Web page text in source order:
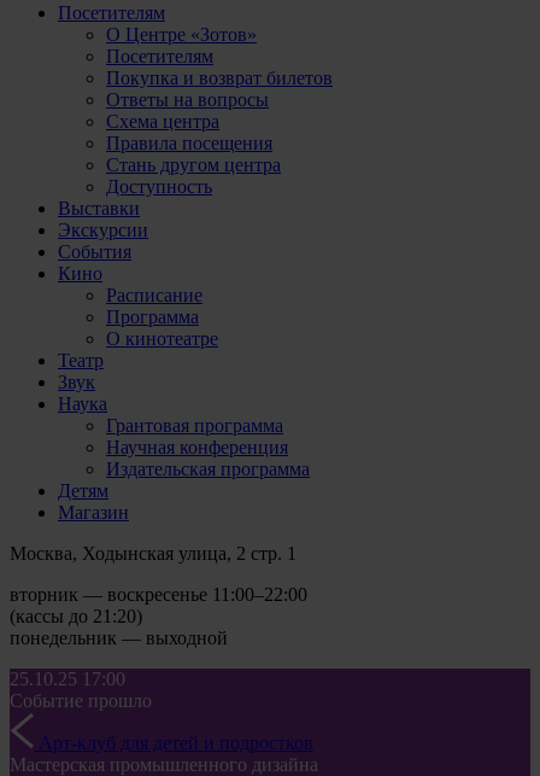
Посетителям
О Центре «Зотов»
Посетителям
Покупка и возврат билетов
Ответы на вопросы
Схема центра
Правила посещения
Стань другом центра
Доступность
Выставки
Экскурсии
События
Кино
Расписание
Программа
О кинотеатре
Театр
Звук
Наука
Грантовая программа
Научная конференция
Издательская программа
Детям
Магазин
Москва, Ходынская улица, 2 стр. 1
вторник — воскресенье 11:00–22:00
(кассы до 21:20)
понедельник — выходной
25.10.25 17:00
Событие прошло
Арт-клуб для детей и подростков
Мастерская промышленного дизайна